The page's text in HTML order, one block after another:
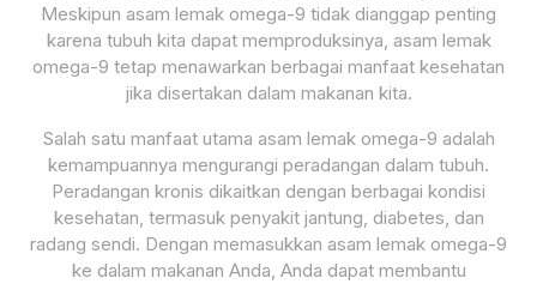
Meskipun asam lemak omega-9 tidak dianggap penting
karena tubuh kita dapat memproduksinya, asam lemak
omega-9 tetap menawarkan berbagai manfaat kesehatan
jika disertakan dalam makanan kita.
Salah satu manfaat utama asam lemak omega-9 adalah
kemampuannya mengurangi peradangan dalam tubuh.
Peradangan kronis dikaitkan dengan berbagai kondisi
kesehatan, termasuk penyakit jantung, diabetes, dan
radang sendi. Dengan memasukkan asam lemak omega-9
ke dalam makanan Anda, Anda dapat membantu